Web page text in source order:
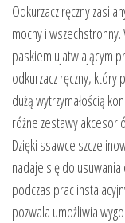
Odkurzacz ręczny
mocny i
paskiem ujatwiającym
odkurzacz ręczny, który
dużą wytrzymałością
różne zestawy
Dzięki ssawce
nadaje się do usuwania
podczas prac
pozwala umożliwia